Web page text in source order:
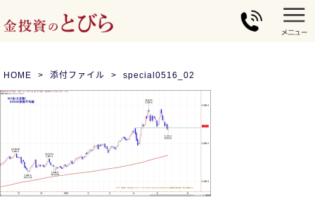
HOME 添付ファイル special0516_02